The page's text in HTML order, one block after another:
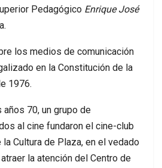
Pedagógico Enrique José
los medios de comunicación
en la Constitución de la
1976.
70, un grupo de
al cine fundaron el cine-club
la Cultura de Plaza, en el vedado
la atención del Centro de